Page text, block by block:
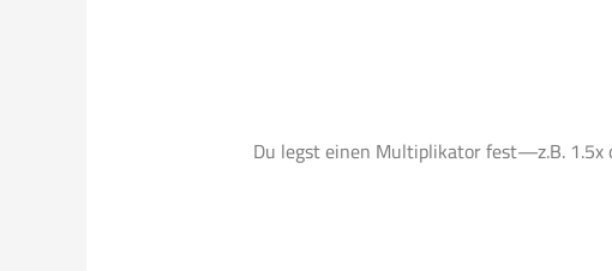
Du legst einen Multiplikator fest—z.B. 1.5x